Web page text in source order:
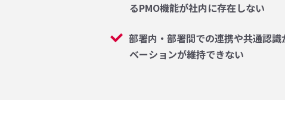
るPMO機能が社内に存在しない
部署内・部署間での連携や共通認
ベーションが維持できない